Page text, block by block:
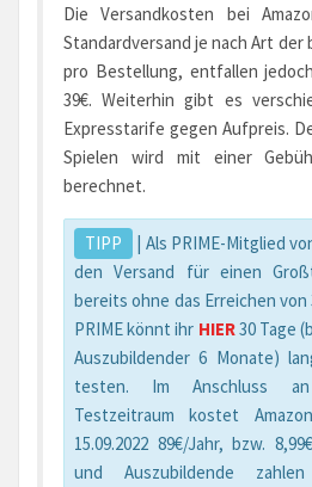
Die Versandkosten bei
Standardversand je nach Art der
pro Bestellung, entfallen
39€. Weiterhin gibt es
Expresstarife gegen Aufpreis.
Spielen wird mit einer
berechnet.
TIPP
| Als PRIME-Mitglied
den Versand für einen
bereits ohne das Erreichen von
PRIME könnt ihr HIER30 Tage
Auszubildender 6 Monate)
testen. Im Anschluss
Testzeitraum kostet
15.09.2022 89€/Jahr, bzw.
und Auszubildende